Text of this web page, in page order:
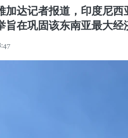
加达记者报道，印度尼
旨在巩固该东南亚最大